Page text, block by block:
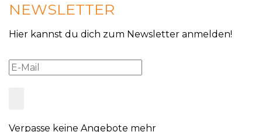
NEWSLETTER
Hier kannst du dich zum Newsletter anmelden!
Verpasse keine Angebote mehr